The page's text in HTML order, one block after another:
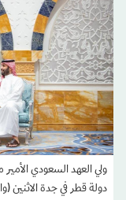
ولي العهد السعودي
دولة قطر في جدة الاثنين